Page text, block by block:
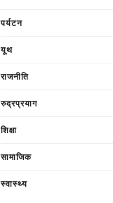
पर्यटन
यूथ
राजनीति
रुद्रप्रयाग
शिक्षा
सामाजिक
स्वास्थ्य